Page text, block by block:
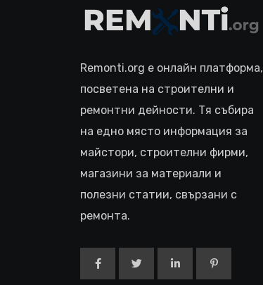
Remonti.org е онлайн платформа,
посветена на строителни и
ремонтни дейности. Тя събира
на едно място информация за
майстори, строителни фирми,
магазини за материали и
полезни статии, свързани с
ремонта.